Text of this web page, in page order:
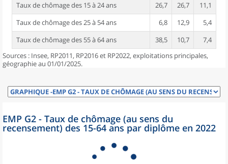
Taux de chômage des 15 à 24 ans
26,7 26,7
11,1
Taux de chômage des 25 à 54 ans
6,8 12,9
5,4
Taux de chômage des 55 à 64 ans
38,5 10,7
7,4
Sources : Insee, RP2011, RP2016 et RP2022, exploitations principales,
géographie au 01/01/2025.
EMP G2 - Taux de chômage (au sens du
recensement) des 15-64 ans par diplôme en 2022